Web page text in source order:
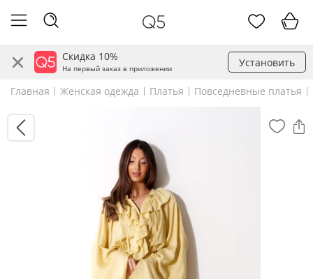
Скидка 10%
На первый заказ в приложении Установить
Главная Женская одежда Платья Повседневные платья